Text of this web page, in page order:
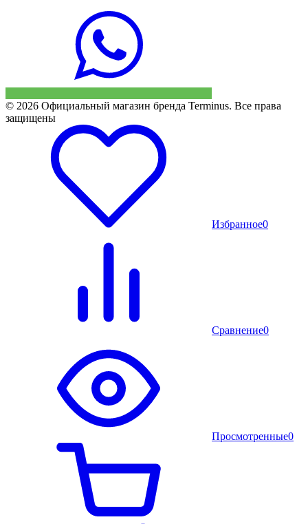
© 2026 Официальный магазин бренда Terminus. Все права
защищены
Избранное0
Сравнение0
Просмотренные0